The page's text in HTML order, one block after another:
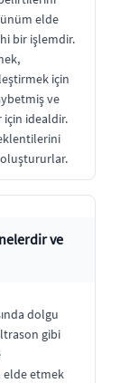
elde
bir işlemdir.
için
ve
idealdir.
oluştururlar.
ve
dolgu
gibi
elde etmek